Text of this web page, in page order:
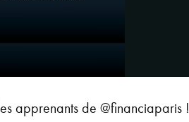
apprenants de @financiaparis !